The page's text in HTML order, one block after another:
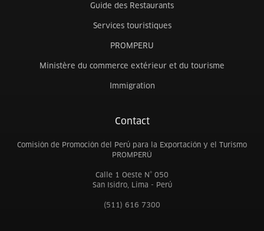
Guide des Restaurants
Services touristiques
PROMPERU
Ministère du commerce extérieur et du tourisme
Immigration
Contact
Comisión de Promoción del Perú para la Exportación y el Turismo
PROMPERÚ
Calle 1 Oeste N° 050
San Isidro, Lima - Perú
(511) 616 7300